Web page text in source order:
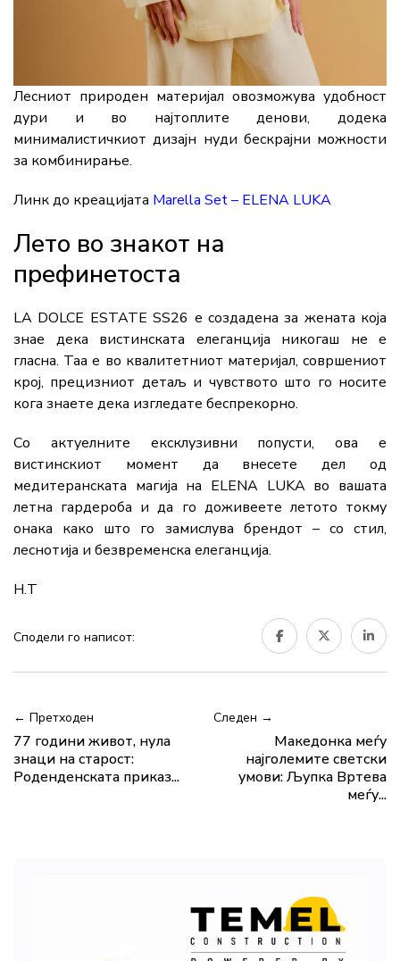
Лесниот природен материјал овозможува удобност
дури и во најтоплите денови, додека
минималистичкиот дизајн нуди бескрајни можности
за комбинирање.
Линк до креацијата Marella Set – ELENA LUKA
Лето во знакот на
префинетоста
LA DOLCE ESTATE SS26 е создадена за жената која
знае дека вистинската елеганција никогаш не е
гласна. Таа е во квалитетниот материјал, совршениот
крој, прецизниот детаљ и чувството што го носите
кога знаете дека изгледате беспрекорно.
Со актуелните ексклузивни попусти, ова е
вистинскиот момент да внесете дел од
медитеранската магија на ELENA LUKA во вашата
летна гардероба и да го доживеете летото токму
онака како што го замислува брендот – со стил,
леснотија и безвременска елеганција.
Н.Т
Сподели го написот:
← Претходен
77 години живот, нула
знаци на старост:
Роденденската приказ...
Следен →
Македонка меѓу
најголемите светски
умови: Љупка Вртева
меѓу...